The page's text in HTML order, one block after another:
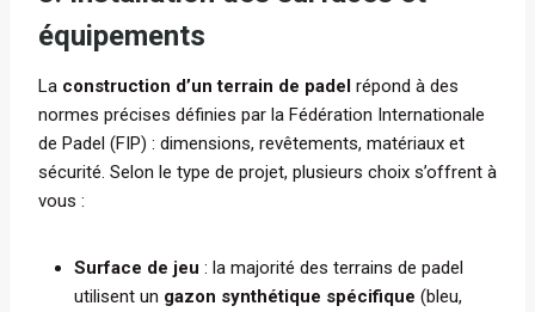
équipements
La construction d’un terrain de padel répond à des
normes précises définies par la Fédération Internationale
de Padel (FIP) : dimensions, revêtements, matériaux et
sécurité. Selon le type de projet, plusieurs choix s’offrent à
vous :
Surface de jeu : la majorité des terrains de padel
utilisent un gazon synthétique spécifique (bleu,